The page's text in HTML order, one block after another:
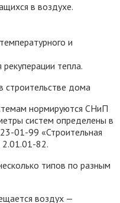
в воздухе.
и
тепла.
строительстве дома
нормируются СНиП
систем определены в
01-99 «Строительная
2.01.01-82.
типов по разным
воздух —